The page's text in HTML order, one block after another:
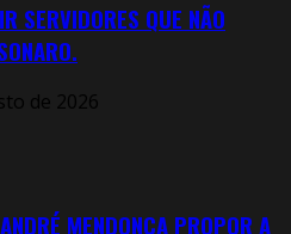
SERVIDORES QUE NÃO
de 2026
MENDONÇA PROPOR A